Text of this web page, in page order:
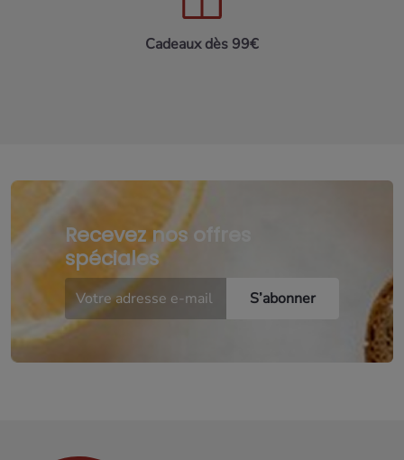
Cadeaux dès 99€
Recevez nos offres
spéciales